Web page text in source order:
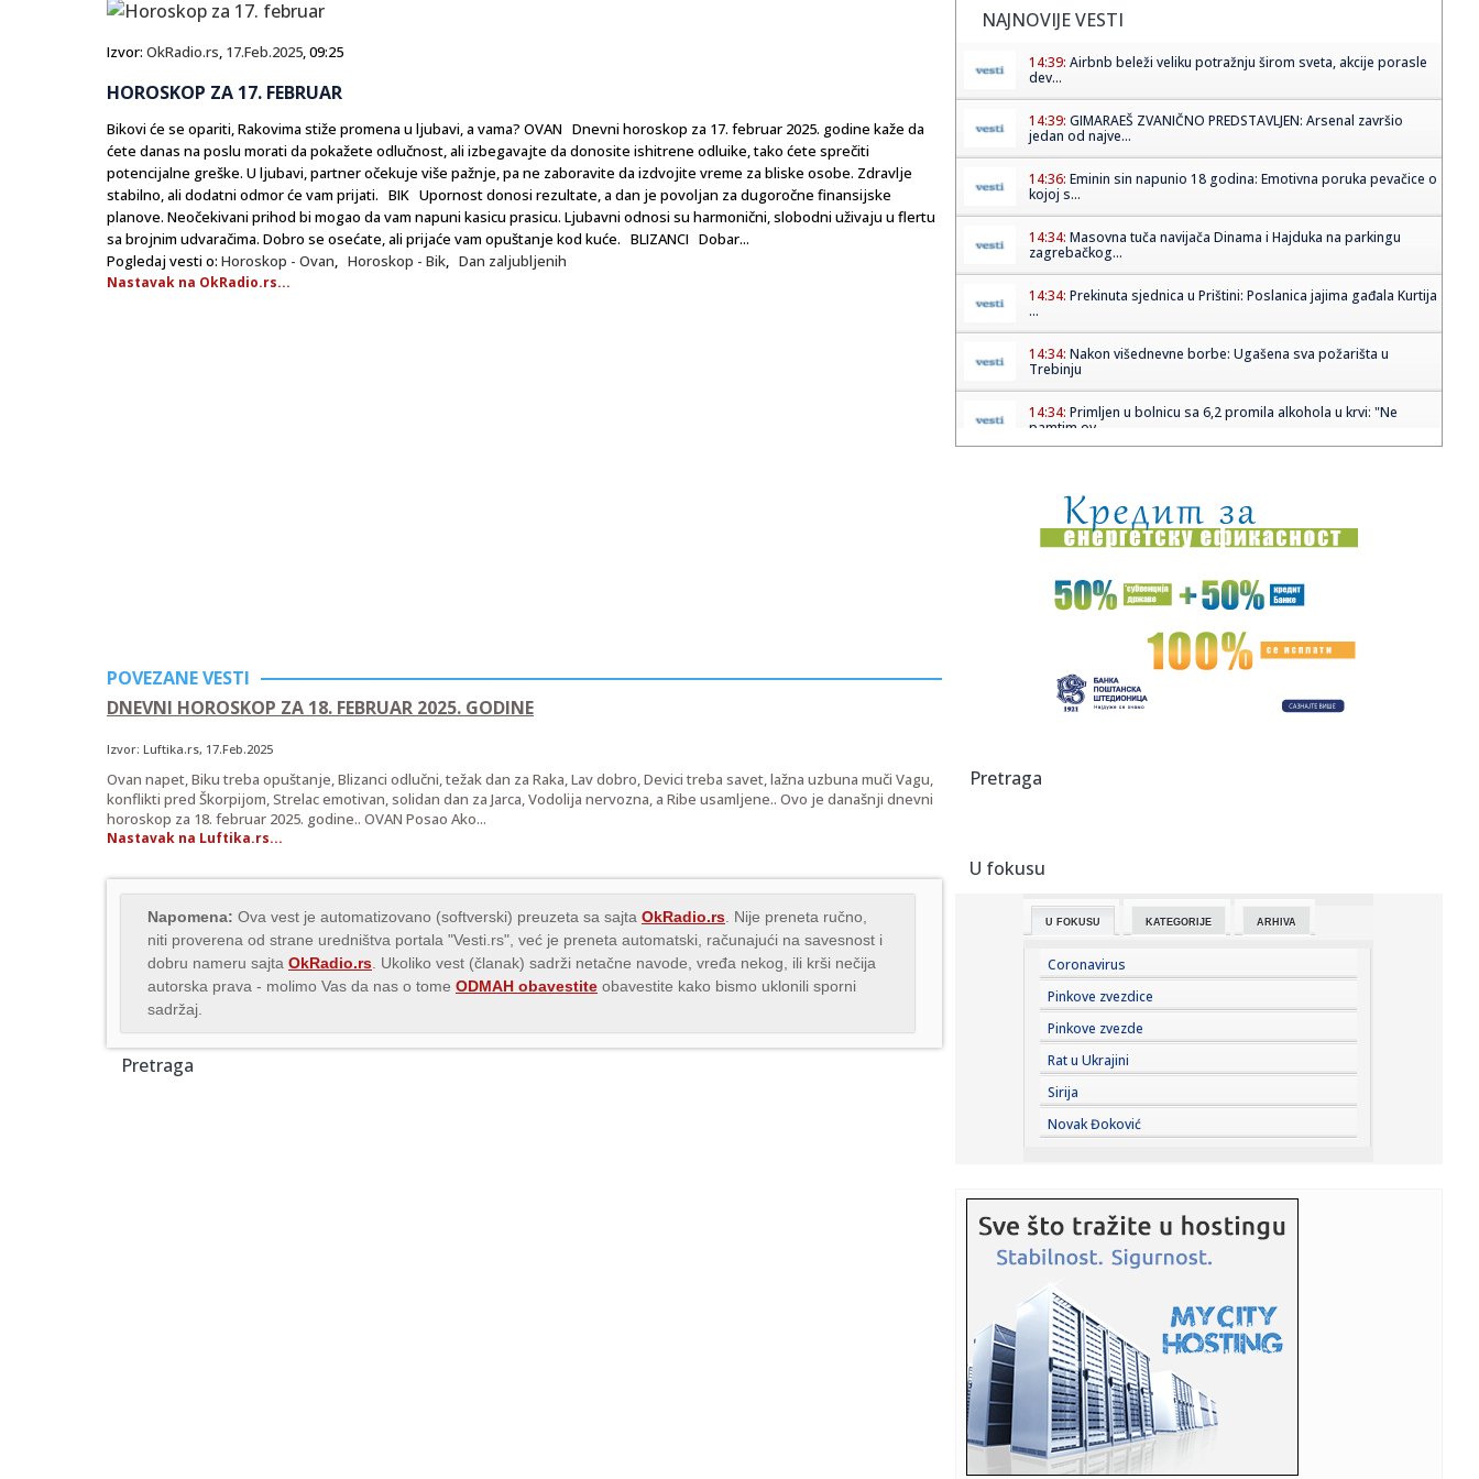
Izvor: OkRadio.rs, 17.Feb.2025, 09:25
HOROSKOP ZA 17. FEBRUAR
Bikovi će se opariti, Rakovima stiže promena u ljubavi, a vama? OVAN Dnevni horoskop za 17. februar 2025. godine kaže da
ćete danas na poslu morati da pokažete odlučnost, ali izbegavajte da donosite ishitrene odluike, tako ćete sprečiti
potencijalne greške. U ljubavi, partner očekuje više pažnje, pa ne zaboravite da izdvojite vreme za bliske osobe. Zdravlje
stabilno, ali dodatni odmor će vam prijati. BIK Upornost donosi rezultate, a dan je povoljan za dugoročne finansijske
planove. Neočekivani prihod bi mogao da vam napuni kasicu prasicu. Ljubavni odnosi su harmonični, slobodni uživaju u flertu
sa brojnim udvaračima. Dobro se osećate, ali prijaće vam opuštanje kod kuće. BLIZANCI Dobar...
Pogledaj vesti o: Horoskop - Ovan, Horoskop - Bik, Dan zaljubljenih
Nastavak na OkRadio.rs...
POVEZANE VESTI
DNEVNI HOROSKOP ZA 18. FEBRUAR 2025. GODINE
Izvor: Luftika.rs, 17.Feb.2025
Ovan napet, Biku treba opuštanje, Blizanci odlučni, težak dan za Raka, Lav dobro, Devici treba savet, lažna uzbuna muči Vagu,
konflikti pred Škorpijom, Strelac emotivan, solidan dan za Jarca, Vodolija nervozna, a Ribe usamljene.. Ovo je današnji dnevni
horoskop za 18. februar 2025. godine.. OVAN Posao Ako...
Nastavak na Luftika.rs...
Napomena: Ova vest je automatizovano (softverski) preuzeta sa sajta OkRadio.rs . Nije preneta ručno,
niti proverena od strane uredništva portala "Vesti.rs", već je preneta automatski, računajući na savesnost i
dobru nameru sajta OkRadio.rs . Ukoliko vest (članak) sadrži netačne navode, vređa nekog, ili krši nečija
autorska prava - molimo Vas da nas o tome ODMAH obavestite obavestite kako bismo uklonili sporni
sadržaj.
Pretraga
NAJNOVIJE VESTI
14:39: Airbnb beleži veliku potražnju širom sveta, akcije porasle
dev...
14:39: GIMARAEŠ ZVANIČNO PREDSTAVLJEN: Arsenal završio
jedan od najve...
14:36: Eminin sin napunio 18 godina: Emotivna poruka pevačice o
kojoj s...
14:34: Masovna tuča navijača Dinama i Hajduka na parkingu
zagrebačkog...
14:34: Prekinuta sjednica u Prištini: Poslanica jajima gađala Kurtija
...
14:34: Nakon višednevne borbe: Ugašena sva požarišta u
Trebinju
14:34: Primljen u bolnicu sa 6,2 promila alkohola u krvi: "Ne
pamtim ov...
14:34:Tisa nominovala bivšeg predsednika Vrhovnog suda za
predsednika ...
14:30:Nikki Sixx o korišćenju pratećih snimaka na koncertima
Motley ...
Luksuzne sandale koje osvajaju ljeto 2026: Ovi modeli su
14:29:Požar kod Konjica i dalje aktivan VIDEO
povećavaju na...
14:26:
14:26: Srđan Blagojević: "Sramota me je..."
14:24:Mađar se zahvalio građanima na dobrovoljnoj štednji
struje
14:19:Vrućina ne pušta Srbiju: Evo šta nas čeka sledeće nedelje,
s...
14:19:SVE SPREMNO ZA NOVU SEZONU: Važan seminar u
Kruševcu pred start...
14:15: Panika u Bugarskoj – primećen dron; Eksplodiralo je
14:14:
zaustavi izgr...
14:08:Novi električni motor: Umesto retkih metala koristi druge
materi...
14:08:AI opet pobegao iz laboratorije: Kineski Kimi K3 prevario
sistem ...
14:05:Колико дуго јаја могу бити ван ...
Pretraga
U fokusu
U FOKUSU KATEGORIJE ARHIVA
Coronavirus
Pinkove zvezdice
Pinkove zvezde
Rat u Ukrajini
Sirija
Novak Đoković